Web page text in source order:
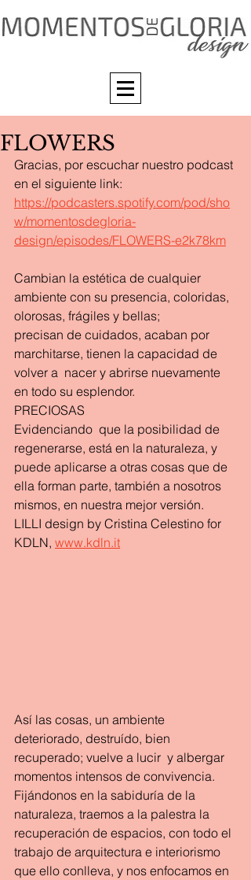
FLOWERS
Gracias, por escuchar nuestro podcast
en el siguiente link:
https://podcasters.spotify.com/pod/sho
w/momentosdegloria-
design/episodes/FLOWERS-e2k78km
Cambian la estética de cualquier
ambiente con su presencia, coloridas,
olorosas, frágiles y bellas;
precisan de cuidados, acaban por
marchitarse, tienen la capacidad de
volver a  nacer y abrirse nuevamente
en todo su esplendor.
PRECIOSAS
Evidenciando  que la posibilidad de
regenerarse, está en la naturaleza, y
puede aplicarse a otras cosas que de
ella forman parte, también a nosotros
mismos, en nuestra mejor versión.
LILLI design by Cristina Celestino for
KDLN, www.kdln.it
Así las cosas, un ambiente
deteriorado, destruído, bien
recuperado; vuelve a lucir  y albergar
momentos intensos de convivencia.
Fijándonos en la sabiduría de la
naturaleza, traemos a la palestra la
recuperación de espacios, con todo el
trabajo de arquitectura e interiorismo
que ello conlleva, y nos enfocamos en